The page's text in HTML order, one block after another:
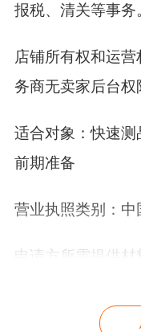
报税、清关等事务
店铺所有权和运
务商无卖家后台权
适合对象：快速
前期准备
营业执照类别：中
申请方所需提供
证件及法人手持
银行账户证明